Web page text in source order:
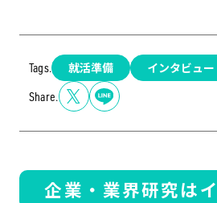
Tags. 就活準備 インタビュー
Share.
企業・業界研究は